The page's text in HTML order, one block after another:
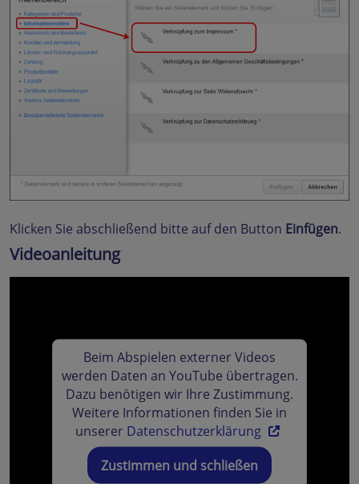
Klicken Sie abschließend bitte auf den Button Einfügen.
Videoanleitung
Beim Abspielen externer Videos
werden Daten an YouTube übertragen.
Dazu benötigen wir Ihre Zustimmung.
Weitere Informationen finden Sie in
unserer Datenschutzerklärung
Zustimmen und schließen